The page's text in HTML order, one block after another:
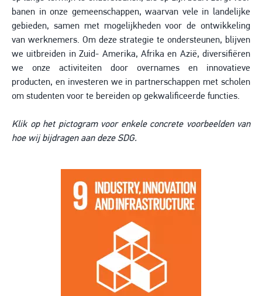
banen in onze gemeenschappen, waarvan vele in landelijke
gebieden, samen met mogelijkheden voor de ontwikkeling
van werknemers. Om deze strategie te ondersteunen, blijven
we uitbreiden in Zuid- Amerika, Afrika en Azië, diversifiëren
we onze activiteiten door overnames en innovatieve
producten, en investeren we in partnerschappen met scholen
om studenten voor te bereiden op gekwalificeerde functies.
Klik op het pictogram voor enkele concrete voorbeelden van
hoe wij bijdragen aan deze SDG.